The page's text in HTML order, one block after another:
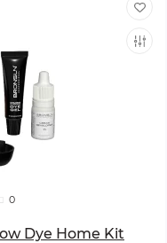
0
Dye Home Kit